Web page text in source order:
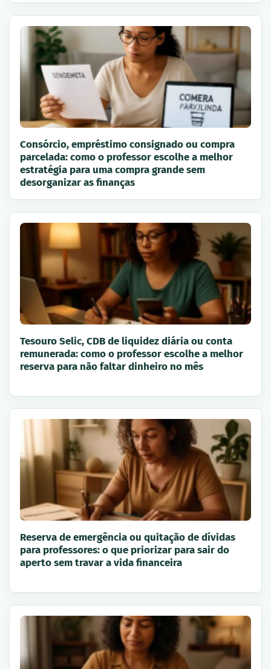
Consórcio, empréstimo consignado ou compra
parcelada: como o professor escolhe a melhor
estratégia para uma compra grande sem
desorganizar as finanças
Tesouro Selic, CDB de liquidez diária ou conta
remunerada: como o professor escolhe a melhor
reserva para não faltar dinheiro no mês
Reserva de emergência ou quitação de dívidas
para professores: o que priorizar para sair do
aperto sem travar a vida financeira